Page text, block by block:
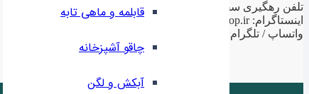
قابلمه و ماهی تابه
چاقو آشپزخانه
آبکش و لگن
تلفن رهگیری سفارشات: 09199797956
اینستاگرام: ilashop.ir
واتساپ / تلگرام: 09199797956